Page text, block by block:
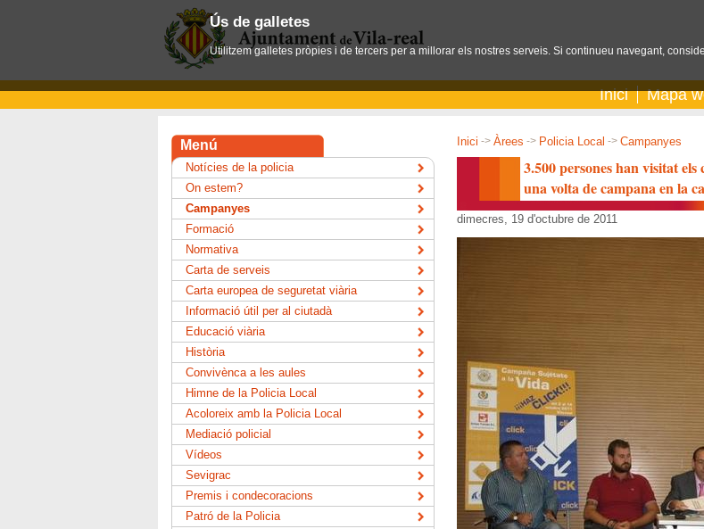
Inici Mapa
Inici -> Àrees -> Policia Local -> Campanyes
3.500 persones han visitat
una volta de campana en la
dimecres, 19 d'octubre de 2011
Menú
Notícies de la policia
On estem?
Campanyes
Formació
Normativa
Carta de serveis
Carta europea de seguretat viària
Informació útil per al ciutadà
Educació viària
Història
Convivènca a les aules
Himne de la Policia Local
Acoloreix amb la Policia Local
Mediació policial
Vídeos
Sevigrac
Premis i condecoracions
Patró de la Policia
Ús de galletes
Utilitzem galletes pròpies i de tercers per a millorar els nostres serveis. Si continueu navegant,